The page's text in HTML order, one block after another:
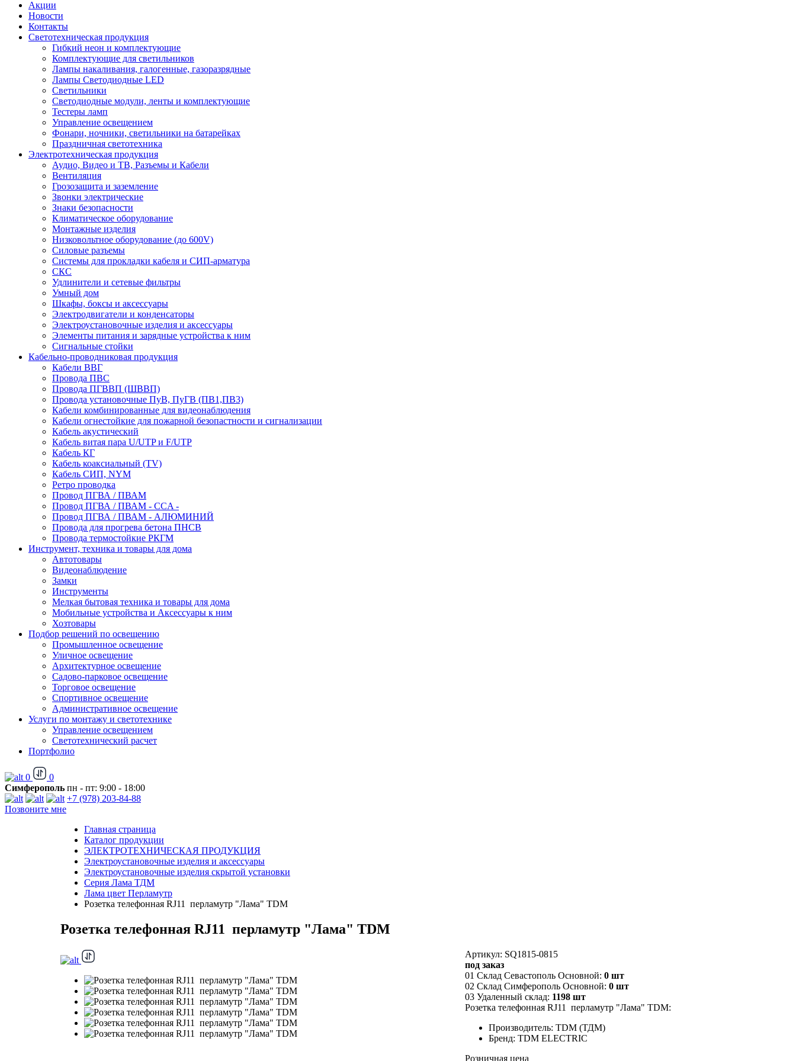
Акции
Новости
Контакты
Светотехническая продукция
Гибкий неон и комплектующие
Комплектующие для светильников
Лампы накаливания, галогенные, газоразрядные
Лампы Светодиодные LED
Светильники
Светодиодные модули, ленты и комплектующие
Тестеры ламп
Управление освещением
Фонари, ночники, светильники на батарейках
Праздничная светотехника
Электротехническая продукция
Аудио, Видео и ТВ, Разъемы и Кабели
Вентиляция
Грозозащита и заземление
Звонки электрические
Знаки безопасности
Климатическое оборудование
Монтажные изделия
Низковольтное оборудование (до 600V)
Силовые разъемы
Системы для прокладки кабеля и СИП-арматура
СКС
Удлинители и сетевые фильтры
Умный дом
Шкафы, боксы и аксессуары
Электродвигатели и конденсаторы
Электроустановочные изделия и аксессуары
Элементы питания и зарядные устройства к ним
Сигнальные стойки
Кабельно-проводниковая продукция
Кабели ВВГ
Провода ПВС
Провода ПГВВП (ШВВП)
Провода установочные ПуВ, ПуГВ (ПВ1,ПВ3)
Кабели комбинированные для видеонаблюдения
Кабели огнестойкие для пожарной безопастности и сигнализации
Кабель акустический
Кабель витая пара U/UTP и F/UTP
Кабель КГ
Кабель коаксиальный (TV)
Кабель СИП, NYM
Ретро проводка
Провод ПГВА / ПВАМ
Провод ПГВА / ПВАМ - CCA -
Провод ПГВА / ПВАМ - АЛЮМИНИЙ
Провода для прогрева бетона ПНСВ
Провода термостойкие РКГМ
Инструмент, техника и товары для дома
Автотовары
Видеонаблюдение
Замки
Инструменты
Мелкая бытовая техника и товары для дома
Мобильные устройства и Аксессуары к ним
Хозтовары
Подбор решений по освещению
Промышленное освещение
Уличное освещение
Архитектурное освещение
Садово-парковое освещение
Торговое освещение
Спортивное освещение
Административное освещение
Услуги по монтажу и светотехнике
Управление освещением
Светотехнический расчет
Портфолио
0
0
Симферополь пн - пт: 9:00 - 18:00
+7 (978) 203-84-88
Позвоните мне
Главная страница
Каталог продукции
ЭЛЕКТРОТЕХНИЧЕСКАЯ ПРОДУКЦИЯ
Электроустановочные изделия и аксессуары
Электроустановочные изделия скрытой установки
Серия Лама ТДМ
Лама цвет Перламутр
Розетка телефонная RJ11 перламутр "Лама" TDM
Розетка телефонная RJ11 перламутр "Лама" TDM
Артикул: SQ1815-0815
под заказ
01 Склад Севастополь Основной: 0 шт
02 Склад Симферополь Основной: 0 шт
03 Удаленный склад: 1198 шт
Розетка телефонная RJ11 перламутр "Лама" TDM:
Производитель: TDM (ТДМ)
Бренд: TDM ELECTRIC
Розничная цена